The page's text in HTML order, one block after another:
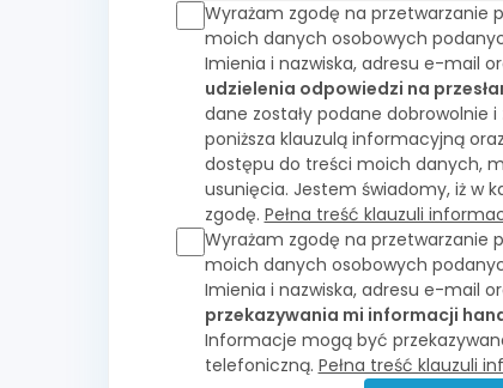
Wyrażam zgodę na przetwarzanie
moich danych osobowych
Imienia i nazwiska, adresu e-mail
udzielenia odpowiedzi na
dane zostały podane dobrowolnie
poniższa klauzulą informacyjną
dostępu do treści moich danych,
usunięcia. Jestem świadomy, iż w
zgodę. Pełna treść klauzuli
Wyrażam zgodę na przetwarzanie
moich danych osobowych
Imienia i nazwiska, adresu e-mail
przekazywania mi informacji
Informacje mogą być
telefoniczną. Pełna treść klauzuli